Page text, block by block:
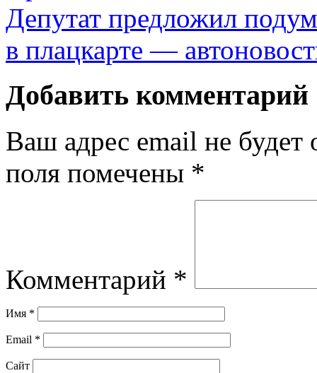
Депутат предложил
в плацкарте —
Добавить комментарий
Ваш адрес email не будет
поля помечены *
Комментарий *
Имя *
Email *
Сайт